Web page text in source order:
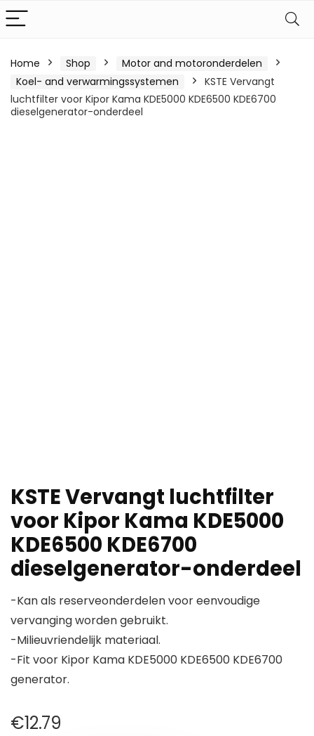
Home Shop
Motor and motoronderdelen
Koel- and verwarmingssystemen
KSTE Vervangt
luchtfilter voor Kipor Kama KDE5000 KDE6500 KDE6700
dieselgenerator-onderdeel
KSTE Vervangt luchtfilter
voor Kipor Kama KDE5000
KDE6500 KDE6700
dieselgenerator-onderdeel
-Kan als reserveonderdelen voor eenvoudige
vervanging worden gebruikt.
-Milieuvriendelijk materiaal.
-Fit voor Kipor Kama KDE5000 KDE6500 KDE6700
generator.
€12.79